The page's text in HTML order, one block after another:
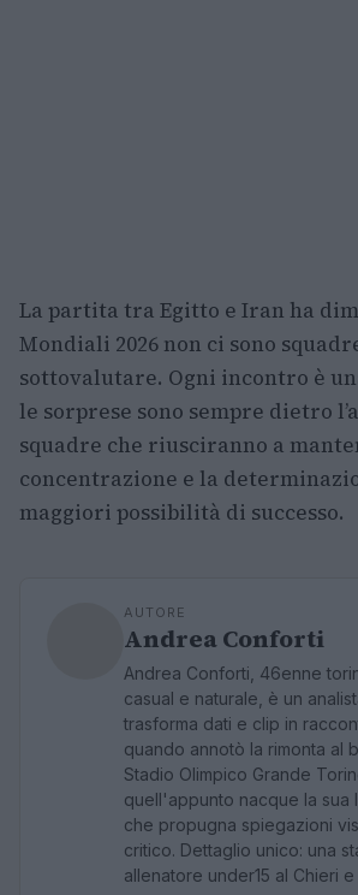
La partita tra Egitto e Iran ha
Mondiali 2026 non ci sono
sottovalutare. Ogni incontro è
le sorprese sono sempre dietro
squadre che riusciranno a
concentrazione e la
maggiori possibilità di successo.
AUTORE
Andrea Conforti
Andrea Conforti, 46enne
casual e naturale, è un
trasforma dati e clip in
quando annotò la rimonta al
Stadio Olimpico Grande
quell'appunto nacque la sua
che propugna spiegazioni
critico. Dettaglio unico: una
allenatore under15 al Chieri